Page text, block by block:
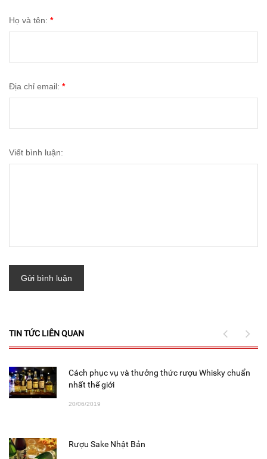
Họ và tên: *
Địa chỉ email: *
Viết bình luận:
Gửi bình luận
TIN TỨC LIÊN QUAN
Cách phục vụ và thưởng thức rượu Whisky chuẩn
nhất thế giới
20/06/2019
Rượu Sake Nhật Bản